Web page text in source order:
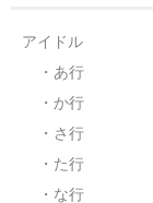
アイドル
・あ行
・か行
・さ行
・た行
・な行